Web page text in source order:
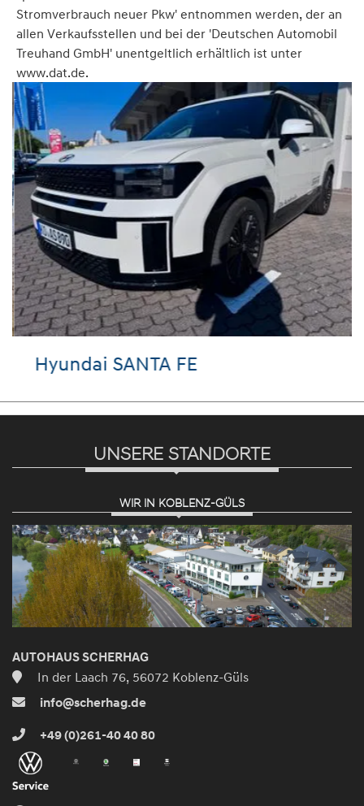
Stromverbrauch neuer Pkw' entnommen werden, der an
allen Verkaufsstellen und bei der 'Deutschen Automobil
Treuhand GmbH' unentgeltlich erhältlich ist unter
www.dat.de.
Hyundai SANTA FE
UNSERE STANDORTE
WIR IN KOBLENZ-GÜLS
AUTOHAUS SCHERHAG
In der Laach 76, 56072 Koblenz-Güls
info@scherhag.de
+49 (0)261-40 40 80